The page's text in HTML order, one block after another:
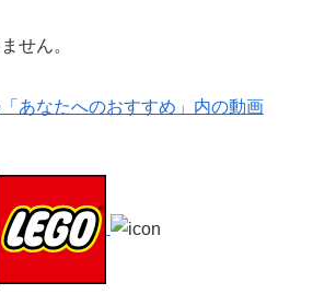
せん。
あなたへのおすすめ」内の動画